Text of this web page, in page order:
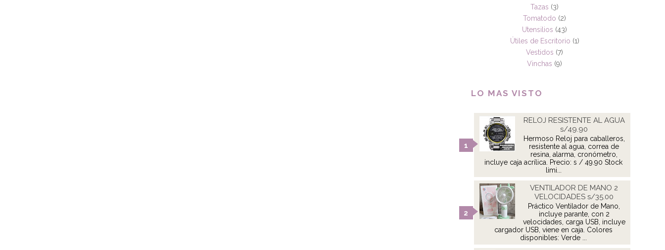
Tazas (3)
Tomatodo (2)
Utensilios (43)
Útiles de Escritorio (1)
Vestidos (7)
Vinchas (9)
LO MAS VISTO
RELOJ RESISTENTE AL AGUA
s/49.90
Hermoso Reloj para caballeros,
resistente al agua, correa de
resina, alarma, cronómetro,
incluye caja acrílica. Precio: s / 49.90 Stock
limi...
VENTILADOR DE MANO 2
VELOCIDADES s/35.00
Práctico Ventilador de Mano,
incluye parante, con 2
velocidades, carga USB, incluye
cargador USB, viene en caja. Colores
disponibles: Verde ...